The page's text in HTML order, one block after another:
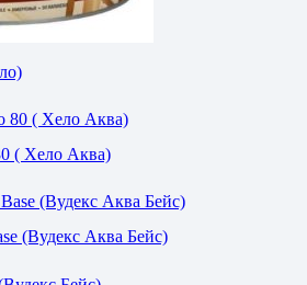
( Хело Аква)
(Вудекс Аква Бейс)